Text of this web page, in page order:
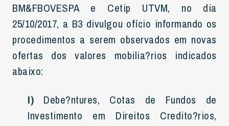
BM&FBOVESPA e Cetip UTVM, no dia
25/10/2017, a B3 divulgou ofício informando os
procedimentos a serem observados em novas
ofertas dos valores mobilia?rios indicados
abaixo:
I) Debe?ntures, Cotas de Fundos de
Investimento em Direitos Credito?rios,